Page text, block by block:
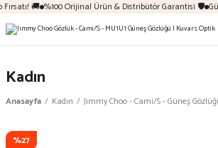
🚚 %100 Orijinal Ürün & Distribütör Garantisi 🛡️
Kadın
Anasayfa Kadın Jimmy Choo - Cami/S - Güneş
%27